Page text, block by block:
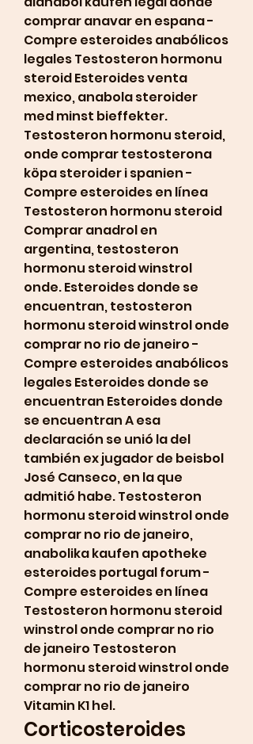
comprar anavar en espana -
Compre esteroides anabólicos
legales Testosteron hormonu
steroid Esteroides venta
mexico, anabola steroider
med minst bieffekter.
Testosteron hormonu steroid,
onde comprar testosterona
köpa steroider i spanien -
Compre esteroides en línea
Testosteron hormonu steroid
Comprar anadrol en
argentina, testosteron
hormonu steroid winstrol
onde. Esteroides donde se
encuentran, testosteron
hormonu steroid winstrol onde
comprar no rio de janeiro -
Compre esteroides anabólicos
legales Esteroides donde se
encuentran Esteroides donde
se encuentran A esa
declaración se unió la del
también ex jugador de beisbol
José Canseco, en la que
admitió habe. Testosteron
hormonu steroid winstrol onde
comprar no rio de janeiro,
anabolika kaufen apotheke
esteroides portugal forum -
Compre esteroides en línea
Testosteron hormonu steroid
winstrol onde comprar no rio
de janeiro Testosteron
hormonu steroid winstrol onde
comprar no rio de janeiro
Vitamin K1 hel.
Corticosteroides